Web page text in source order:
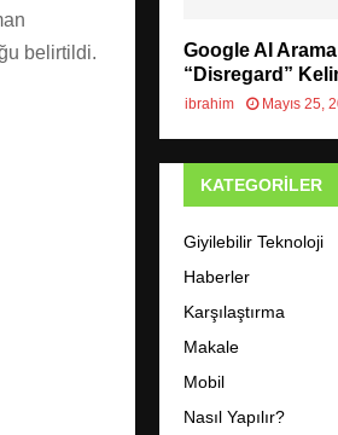
belirtildi.
Google AI
“Disregard”
ibrahim Mayıs 25,
KATEGORILER
Giyilebilir Teknoloji
Haberler
Karşılaştırma
Makale
Mobil
Nasıl Yapılır?